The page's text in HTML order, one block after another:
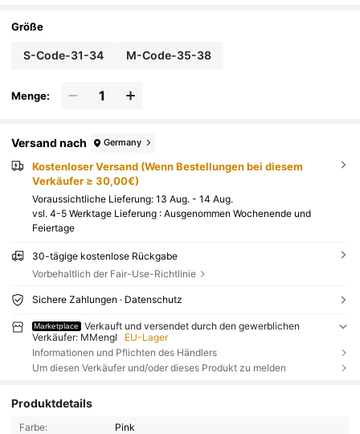
Größe
S-Code-31-34 M-Code-35-38
Menge:
Versand nach Germany
Kostenloser Versand (Wenn Bestellungen bei diesem
Verkäufer ≥ 30,00€)
Voraussichtliche Lieferung: 13 Aug. - 14 Aug.
vsl. 4-5 Werktage Lieferung : Ausgenommen Wochenende und
Feiertage
30-tägige kostenlose Rückgabe
Vorbehaltlich der Fair-Use-Richtlinie
Sichere Zahlungen · Datenschutz
Marketplace
Verkauft und versendet durch den gewerblichen
Verkäufer: MMengl
EU-Lager
Informationen und Pflichten des Händlers
Um diesen Verkäufer und/oder dieses Produkt zu melden
Produktdetails
Farbe: Pink